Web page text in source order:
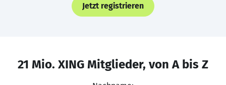
Jetzt registrieren
21 Mio. XING Mitglieder, von A bis Z